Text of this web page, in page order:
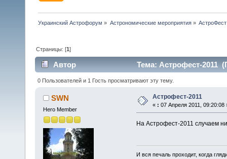
Украинский Астрофорум » Астрономические мероприятия» АстроФест
Страницы: [1]
Автор Тема: Астрофест-2011
0 Пользователей и 1 Гость просматривают эту тему.
SWN
Hero Member
Астрофест-2011
« : 07 Апреля 2011, 09:20:08
На Астрофест-2011 случаем
И вся печаль проходит, когда